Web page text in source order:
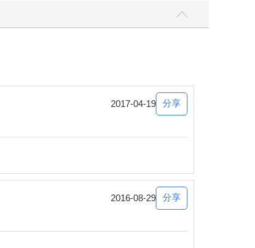
2017-04-19 分享
2016-08-29 分享